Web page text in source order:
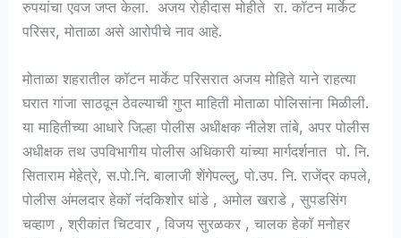
रुपयांचा एवज जप्त केला. अजय रोहीदास मोहीते रा. कॉटन मार्केट
परिसर, मोताळा असे आरोपीचे नाव आहे.
मोताळा शहरातील कॉटन मार्केट परिसरात अजय मोहिते याने राहत्या
घरात गांजा साठवून ठेवल्याची गुप्त माहिती मोताळा पोलिसांना मिळीली.
या माहितीच्या आधारे जिल्हा पोलीस अधीक्षक नीलेश तांबे, अपर पोलीस
अधीक्षक तथ उपविभागीय पोलीस अधिकारी यांच्या मार्गदर्शनात पो. नि.
सिताराम मेहेत्रे, स.पो.नि. बालाजी शेंगेपल्लु, पो.उप. नि. राजेंद्र कपले,
पोलीस अंमलदार हेकॉ नंदकिशोर धांडे , अमोल खराडे , सुपडसिंग
चव्हाण , श्रीकांत चिटवार , विजय सुरळकर , चालक हेकॉ मनोहर